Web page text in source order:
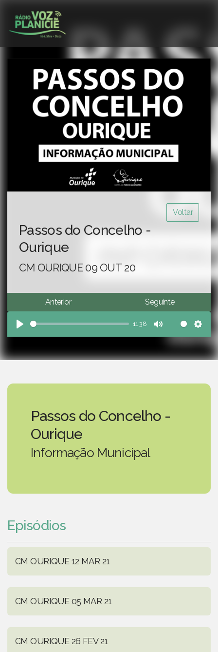
Voltar
Passos do Concelho -
Ourique
CM OURIQUE 09 OUT 20
Anterior Seguinte
Play
11:38
Mute
Passos do Concelho -
Ourique
Informação Municipal
Episódios
CM OURIQUE 12 MAR 21
CM OURIQUE 05 MAR 21
CM OURIQUE 26 FEV 21